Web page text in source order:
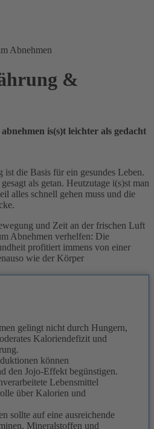
Abnehmen
&
is(s)t leichter als gedacht
ist die Basis für ein gesundes Leben.
als getan. Heutzutage i(s)st man
alles schnell gehen muss und die
und Zeit an der frischen Luft
Abnehmen verhelfen: Die
profitiert immens von einer
wie der Körper
gelingt nicht durch Hungern,
Kaloriendefizit und
können
den Jojo-Effekt begünstigen.
Lebensmittel
über Kalorien und
sollte auf eine ausreichende
Mineralstoffen und